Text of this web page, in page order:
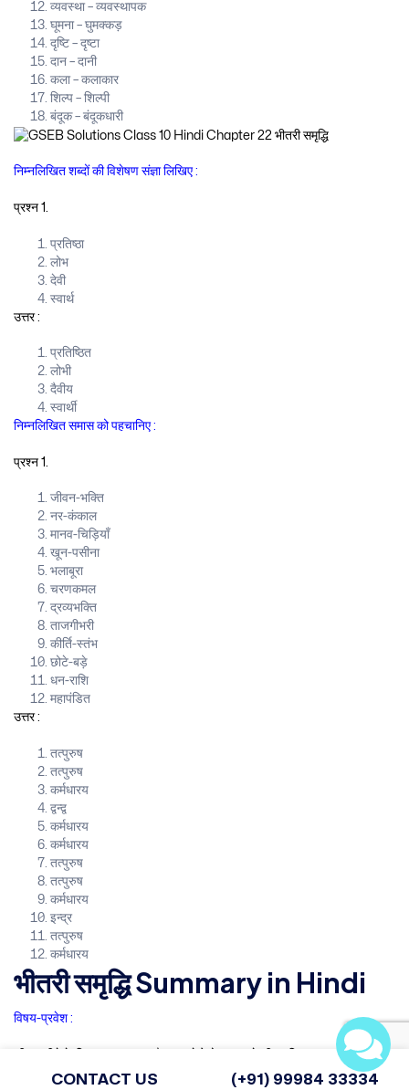
व्यवस्था – व्यवस्थापक
घूमना – घुमक्कड़
दृष्टि – दृष्टा
दान – दानी
कला – कलाकार
शिल्प – शिल्पी
बंदूक – बंदूकधारी
निम्नलिखित शब्दों की विशेषण संज्ञा लिखिए :
प्रश्न 1.
प्रतिष्ठा
लोभ
देवी
स्वार्थ
उत्तर :
प्रतिष्ठित
लोभी
दैवीय
स्वार्थी
निम्नलिखित समास को पहचानिए :
प्रश्न 1.
जीवन-भक्ति
नर-कंकाल
मानव-चिड़ियाँ
खून-पसीना
भलाबूरा
चरणकमल
द्रव्यभक्ति
ताजगीभरी
कीर्ति-स्तंभ
छोटे-बड़े
धन-राशि
महापंडित
उत्तर :
तत्पुरुष
तत्पुरुष
कर्मधारय
द्वन्द्व
कर्मधारय
कर्मधारय
तत्पुरुष
तत्पुरुष
कर्मधारय
इन्द्र
तत्पुरुष
कर्मधारय
भीतरी समृद्धि Summary in Hindi
विषय-प्रवेश :
जीवन जीने के लिए धन आवश्यक है। धन से ऐशो-आराम से जीवन जिया जा सकता है और
मनचाही चीजें अर्जित की जा सकती हैं। इसे भौतिक सुख कहा जाता है। भौतिक सुख की
CONTACT US (+91) 99984 33334